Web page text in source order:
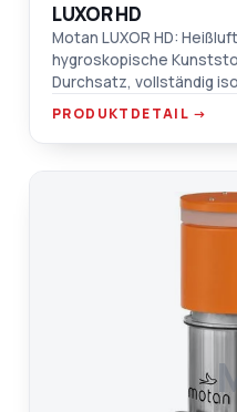
LUXOR HD
Motan LUXOR HD:
hygroskopische
Durchsatz, vollständig
PRODUKTDETAIL →